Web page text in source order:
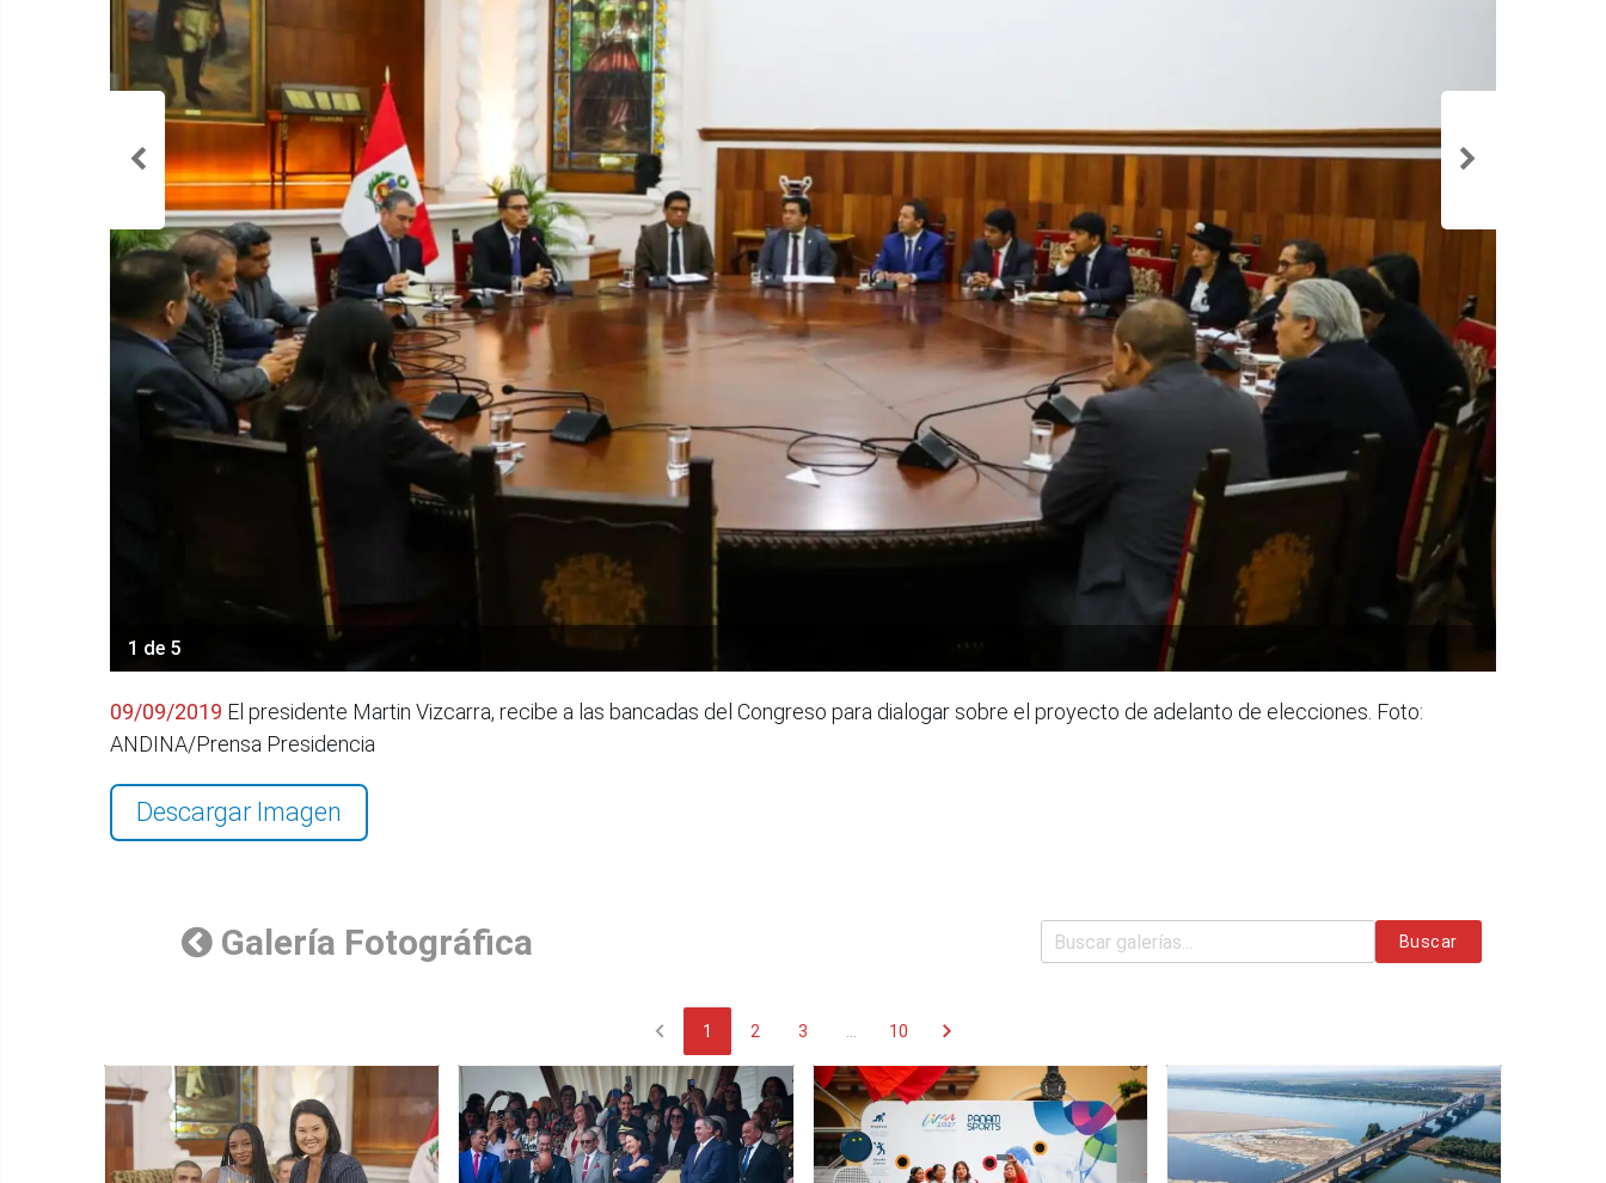
1 de 5
09/09/2019 El presidente Martin Vizcarra, recibe a las bancadas del Congreso para dialogar sobre el proyecto de adelanto de elecciones. Foto:
ANDINA/Prensa Presidencia
Descargar Imagen
Galería Fotográfica Buscar
chevron_left 1 2 3 10 chevron_right